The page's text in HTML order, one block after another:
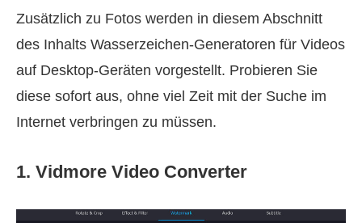
Zusätzlich zu Fotos werden in diesem Abschnitt
des Inhalts Wasserzeichen-Generatoren für Videos
auf Desktop-Geräten vorgestellt. Probieren Sie
diese sofort aus, ohne viel Zeit mit der Suche im
Internet verbringen zu müssen.
1. Vidmore Video Converter